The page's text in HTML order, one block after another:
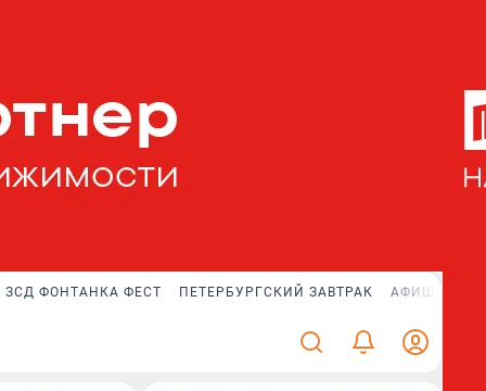
ЗСД ФОНТАНКА ФЕСТ ПЕТЕРБУРГСКИЙ ЗАВТРАК АФИША PLUS